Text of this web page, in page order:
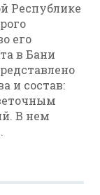
Республике
его
в Бани
и состав:
В нем